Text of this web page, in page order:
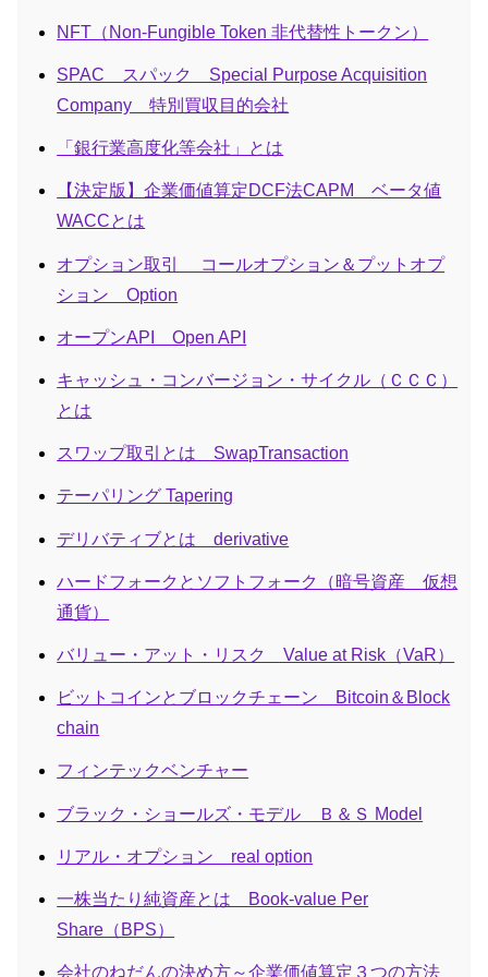
NFT（Non-Fungible Token 非代替性トークン）
SPAC スパック Special Purpose Acquisition
Company 特別買収目的会社
「銀行業高度化等会社」とは
【決定版】企業価値算定DCF法CAPM ベータ値
WACCとは
オプション取引 コールオプション＆プットオプ
ション Option
オープンAPI Open API
キャッシュ・コンバージョン・サイクル（ＣＣＣ）
とは
スワップ取引とは SwapTransaction
テーパリング Tapering
デリバティブとは derivative
ハードフォークとソフトフォーク（暗号資産 仮想
通貨）
バリュー・アット・リスク Value at Risk（VaR）
ビットコインとブロックチェーン Bitcoin＆Block
chain
フィンテックベンチャー
ブラック・ショールズ・モデル Ｂ＆Ｓ Model
リアル・オプション real option
一株当たり純資産とは Book-value Per
Share（BPS）
会社のねだんの決め方～企業価値算定３つの方法